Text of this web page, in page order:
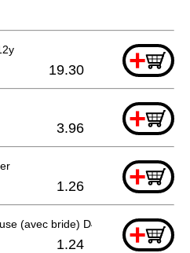
+
19.30
+
3.96
+
1.26
(avec bride) D4x25 (noire)
+
1.24